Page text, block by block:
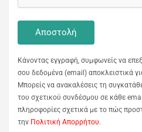
Κάνοντας εγγραφή, συμφωνείς να
σου δεδομένα (email) αποκλειστικά
Μπορείς να ανακαλέσεις τη
του σχετικού συνδέσμου σε κάθε
πληροφορίες σχετικά με το πώς
την Πολιτική Απορρήτου.